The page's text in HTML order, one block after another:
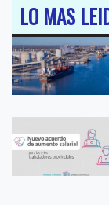
LO MAS